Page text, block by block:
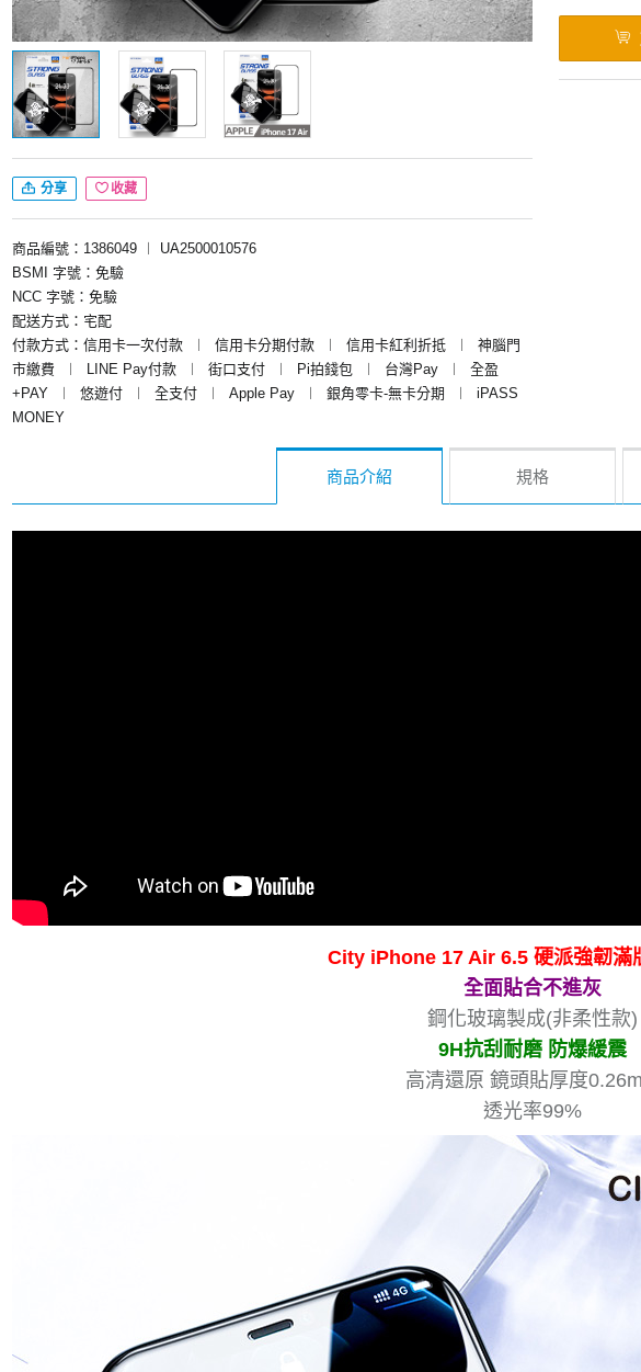
分享 收藏
商品編號：1386049 ︱
UA2500010576
BSMI 字號：免驗
NCC 字號：免驗
配送方式：宅配
付款方式：信用卡一次付款
︱ 信用卡分期付款 ︱ 信用卡紅利折抵 ︱
神腦門
市繳費
︱ LINE Pay付款 ︱ 街口支付 ︱ Pi拍錢包 ︱ 台灣Pay ︱
全盈
+PAY
︱ 悠遊付 ︱ 全支付 ︱ Apple Pay ︱ 銀角零卡-無卡分期 ︱
iPASS
MONEY
商品介紹 規格
City iPhone 17 Air 6.5 硬派強韌滿
全面貼合不進灰
鋼化玻璃製成(非柔性款)
9H抗刮耐磨 防爆緩震
高清還原 鏡頭貼厚度
透光率99%